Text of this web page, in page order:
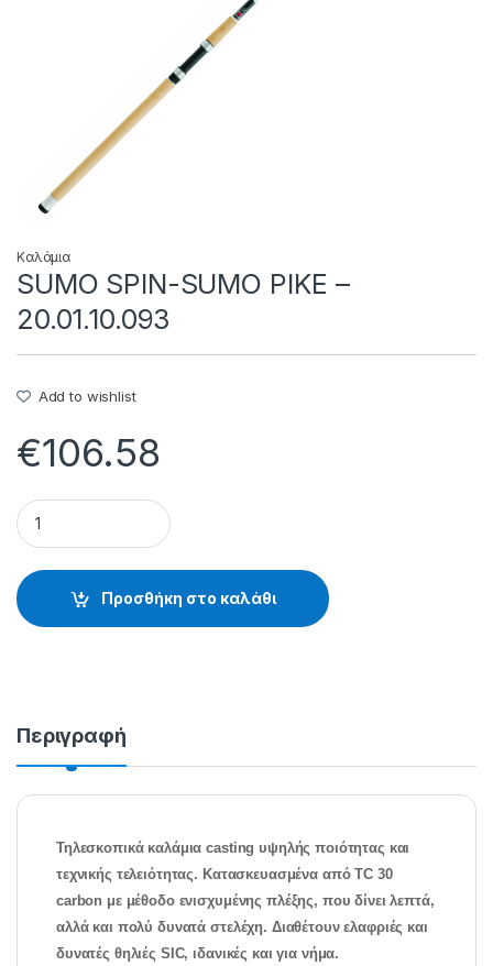
Καλάμια
SUMO SPIN-SUMO PIKE –
20.01.10.093
Add to wishlist
€106.58
SUMO SPIN-SUMO PIKE - 20.01.10.093 quantity
Προσθήκη στο καλάθι
Περιγραφή
Τηλεσκοπικά καλάμια casting υψηλής ποιότητας και
τεχνικής τελειότητας. Κατασκευασμένα από TC 30
carbon με μέθοδο ενισχυμένης πλέξης, που δίνει λεπτά,
αλλά και πολύ δυνατά στελέχη. Διαθέτουν ελαφριές και
δυνατές θηλιές SIC, ιδανικές και για νήμα.